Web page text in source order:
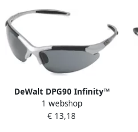
DeWalt DPG90 Infinity™
Gepolariseerde
Veiligheidsbril DPG90S-
1 webshop
€ 13,18